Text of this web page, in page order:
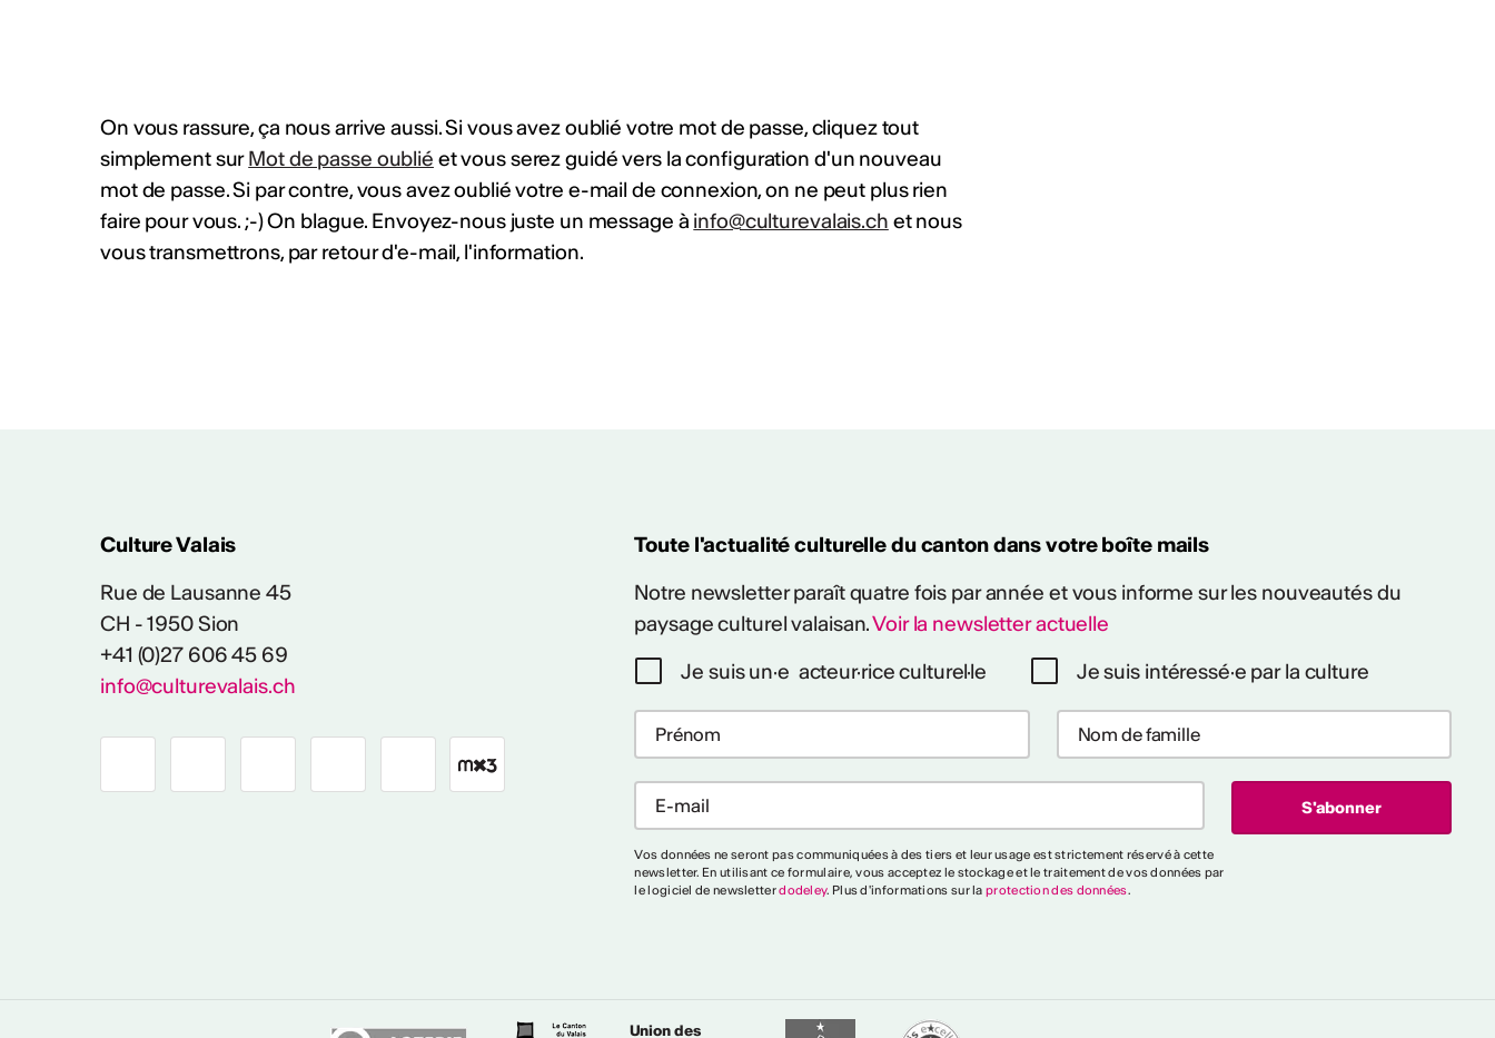
On vous rassure, ça nous arrive aussi. Si vous avez oublié votre mot de passe, cliquez tout
simplement surMot de passe oublié et vous serez guidé vers la configuration d'un nouveau
mot de passe. Si par contre, vous avez oublié votre e-mail de connexion, on ne peut plus rien
faire pour vous. ;-) On blague. Envoyez-nous juste un message à info@culturevalais.ch et nous
vous transmettrons, par retour d'e-mail, l'information.
Culture Valais
Rue de Lausanne 45
CH - 1950 Sion
+41 (0)27 606 45 69
info@culturevalais.ch
Toute l'actualité culturelle du canton dans votre boîte mails
Notre newsletter paraît quatre fois par année et vous informe sur les nouveautés du
paysage culturel valaisan.Voir la newsletter actuelle
Je suis un·e acteur·rice culturel·le
Je suis intéressé·e par la culture
Vos données ne seront pas communiquées à des tiers et leur usage est strictement réservé à cette
newsletter. En utilisant ce formulaire, vous acceptez le stockage et le traitement de vos données par
le logiciel de newsletterdodeley. Plus d'informations sur laprotection des données.
Union des